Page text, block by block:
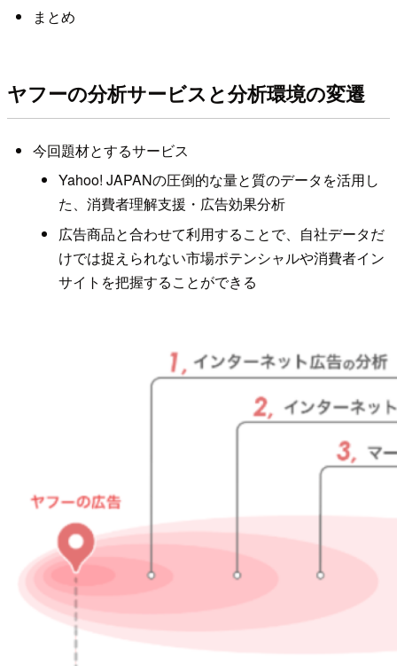
まとめ
ヤフーの分析サービスと分析環境の変遷
今回題材とするサービス
Yahoo! JAPANの圧倒的な量と質のデータを活用し
た、消費者理解支援・広告効果分析
広告商品と合わせて利用することで、自社データだ
けでは捉えられない市場ポテンシャルや消費者イン
サイトを把握することができる